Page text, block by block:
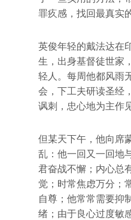
罪疚感，找回最真实
英俊年轻的戴法达在
生，出身基督徒世家
轻人。每周他都风雨
会，下工夫研读圣经
讽刺，忠心地为主作
但某天下午，他向席
乱：他一回又一回地
君奋战不懈；内心总
觉；时常焦虑万分；
自尊；他常常需要抑
绪；由于良心过度敏